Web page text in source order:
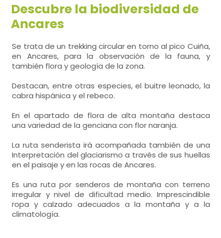
Descubre la biodiversidad de
Ancares
Se trata de un trekking circular en torno al pico Cuiña,
en Ancares, para la observación de la fauna, y
también flora y geología de la zona.
Destacan, entre otras especies, el buitre leonado, la
cabra hispánica y el rebeco.
En el apartado de flora de alta montaña destaca
una variedad de la genciana con flor naranja.
La ruta senderista irá acompañada también de una
Interpretación del glaciarismo a través de sus huellas
en el paisaje y en las rocas de Ancares.
Es una ruta por senderos de montaña con terreno
irregular y nivel de dificultad medio. Imprescindible
ropa y calzado adecuados a la montaña y a la
climatología.